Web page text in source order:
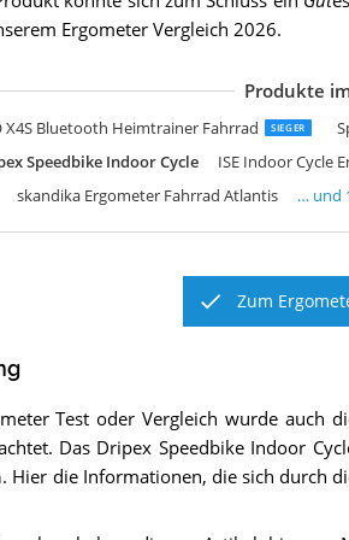
Ergometer Vergleich 2026.
Produkte
X4S Bluetooth Heimtrainer Fahrrad SIEGER
Speedbike Indoor Cycle ISE Indoor Cycle
skandika Ergometer Fahrrad Atlantis … und
Zum
Test oder Vergleich wurde auch
Das Dripex Speedbike Indoor
. Hier die Informationen, die sich durch